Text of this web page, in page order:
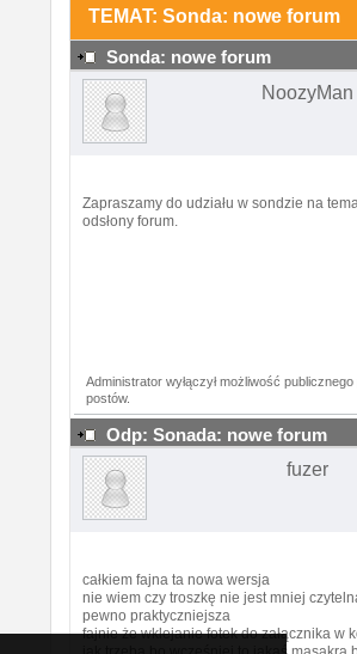
TEMAT: Sonda: nowe forum
Sonda: nowe forum
NoozyMan
Zapraszamy do udziału w sondzie na
odsłony forum.
Administrator wyłączył możliwość publicznego
postów.
Odp: Sonada: nowe forum
fuzer
całkiem fajna ta nowa wersja
nie wiem czy troszkę nie jest mniej
pewno praktyczniejsza
fajnie że wklejanie fotek do załącznika w